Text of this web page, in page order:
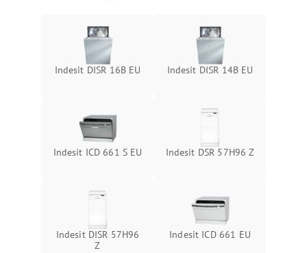
Indesit DISR 16B EU Indesit DISR 14B EU
Indesit ICD 661 S EU Indesit DSR 57H96 Z
Indesit DISR 57H96
Z
Indesit ICD 661 EU